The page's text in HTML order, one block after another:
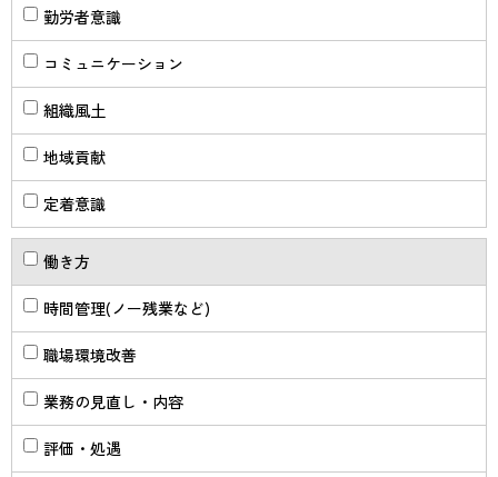
勤労者意識
コミュニケーション
組織風土
地域貢献
定着意識
働き方
時間管理(ノー残業など)
職場環境改善
業務の見直し・内容
評価・処遇